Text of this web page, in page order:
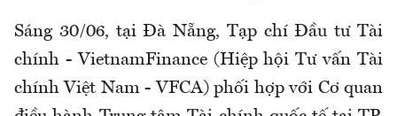
Sáng 30/06, tại Đà Nẵng, Tạp chí Đầu tư Tài
chính - VietnamFinance (Hiệp hội Tư vấn Tài
chính Việt Nam - VFCA) phối hợp với Cơ quan